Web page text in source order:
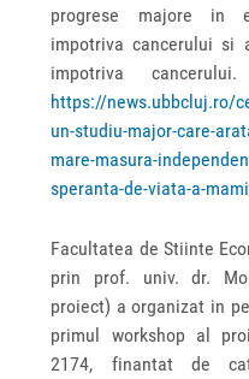
progrese majore in
impotriva cancerului si
impotriva
https://news.ubbcluj.ro/
un-studiu-major-care-
mare-masura-
speranta-de-viata-a-
Facultatea de Stiinte
prin prof. univ. dr.
proiect) a organizat in
primul workshop al
2174, finantat de